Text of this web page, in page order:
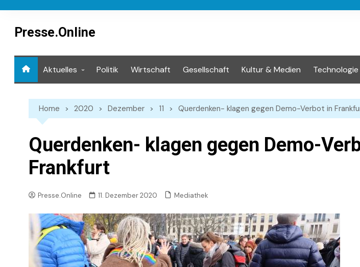
contentPresse.Online
Aktuelles Politik Wirtschaft Gesellschaft Kultur & Medien Technologie
Home 2020 Dezember 11 Querdenken- klagen gegen Demo-Verbot in
Querdenken- klagen gegen Demo-
Frankfurt
Presse.Online 11. Dezember 2020 Mediathek